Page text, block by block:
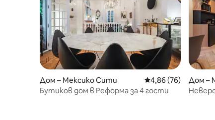
Дом – Мексико Сити Средна оценка:
4,86 (76)
Бутиков дом в Реформа за 4 гости
Дом –